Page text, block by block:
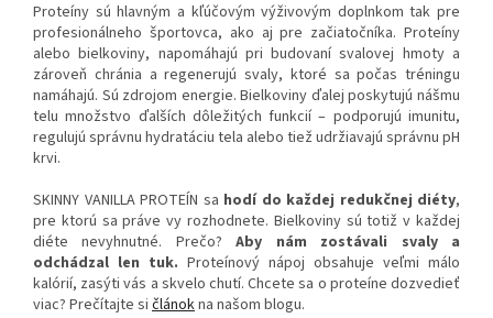
Proteíny sú hlavným a kľúčovým výživovým doplnkom tak pre
profesionálneho športovca, ako aj pre začiatočníka. Proteíny
alebo bielkoviny, napomáhajú pri budovaní svalovej hmoty a
zároveň chránia a regenerujú svaly, ktoré sa počas tréningu
namáhajú. Sú zdrojom energie. Bielkoviny ďalej poskytujú nášmu
telu množstvo ďalších dôležitých funkcií – podporujú imunitu,
regulujú správnu hydratáciu tela alebo tiež udržiavajú správnu pH
krvi.
SKINNY VANILLA PROTEÍN sa hodí do každej redukčnej diéty,
pre ktorú sa práve vy rozhodnete. Bielkoviny sú totiž v každej
diéte nevyhnutné. Prečo?Aby nám zostávali svaly a
odchádzal len tuk. Proteínový nápoj obsahuje veľmi málo
kalórií, zasýti vás a skvelo chutí. Chcete sa o proteíne dozvedieť
viac? Prečítajte si článokna našom blogu.